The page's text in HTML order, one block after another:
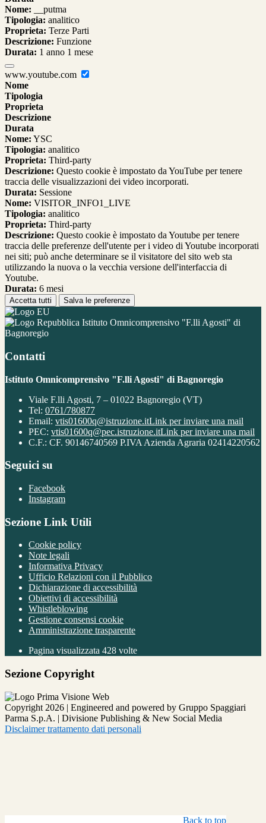
Nome: __putma
Tipologia: analitico
Proprieta: Terze Parti
Descrizione: Funzione
Durata: 1 anno 1 mese
www.youtube.com
Nome
Tipologia
Proprieta
Descrizione
Durata
Nome: YSC
Tipologia: analitico
Proprieta: Third-party
Descrizione: Questo cookie è impostato da YouTube per tenere
traccia delle visualizzazioni dei video incorporati.
Durata: Sessione
Nome: VISITOR_INFO1_LIVE
Tipologia: analitico
Proprieta: Third-party
Descrizione: Questo cookie è impostato da Youtube per tenere
traccia delle preferenze dell'utente per i video di Youtube incorporati
nei siti; può anche determinare se il visitatore del sito web sta
utilizzando la nuova o la vecchia versione dell'interfaccia di
Youtube.
Durata: 6 mesi
Accetta tutti Salva le preferenze
Istituto Omnicomprensivo "F.lli Agosti" di
Bagnoregio
Contatti
Istituto Omnicomprensivo "F.lli Agosti" di Bagnoregio
Viale F.lli Agosti, 7 – 01022 Bagnoregio (VT)
Tel: 0761/780877
Email: vtis01600q@istruzione.itLink per inviare una mail
PEC: vtis01600q@pec.istruzione.itLink per inviare una mail
C.F.: CF. 90146740569 P.IVA Azienda Agraria 02414220562
Seguici su
Facebook
Instagram
Sezione Link Utili
Cookie policy
Note legali
Informativa Privacy
Ufficio Relazioni con il Pubblico
Dichiarazione di accessibilità
Obiettivi di accessibilità
Whistleblowing
Gestione consensi cookie
Amministrazione trasparente
Pagina visualizzata 428 volte
Sezione Copyright
Copyright 2026 | Engineered and powered by Gruppo Spaggiari
Parma S.p.A. | Divisione Publishing & New Social Media
Disclaimer trattamento dati personali
Back to top